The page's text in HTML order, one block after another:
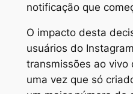
notificação que
O impacto desta
usuários do
transmissões ao
uma vez que só